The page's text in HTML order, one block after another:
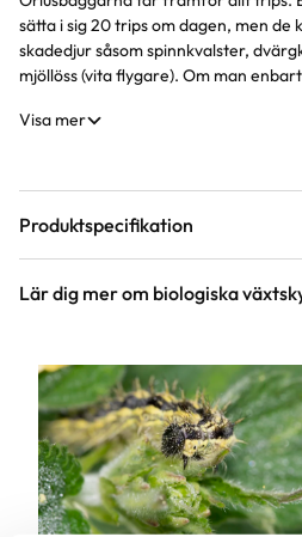
sätta i sig 20 trips om dagen, men de
skadedjur såsom spinnkvalster,
mjöllöss (vita flygare). Om man
Visa mer
Produktspecifikation
Förpackningsantal 500 st i
med nymfer
Art nr 104391
Lär dig mer om biologiska